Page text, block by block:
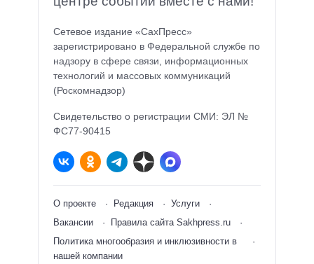
Сетевое издание «СахПресс»
зарегистрировано в Федеральной службе по
надзору в сфере связи, информационных
технологий и массовых коммуникаций
(Роскомнадзор)
Свидетельство о регистрации СМИ: ЭЛ №
ФС77-90415
О проекте Редакция
Услуги
Вакансии
Правила сайта Sakhpress.ru
Политика многообразия и инклюзивности в
нашей компании